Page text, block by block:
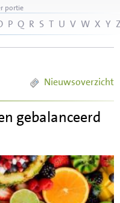
portie
P Q R S T U V W X Y
Nieuwsoverzicht
gebalanceerd